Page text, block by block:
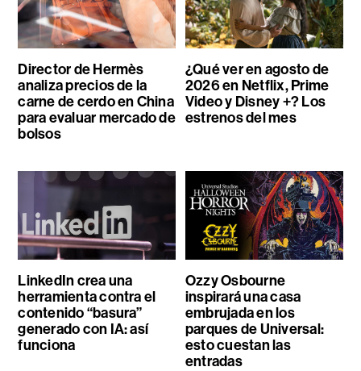
Director de Hermès
analiza precios de la
carne de cerdo en China
para evaluar mercado de
bolsos
¿Qué ver en agosto de
2026 en Netflix, Prime
Video y Disney +? Los
estrenos del mes
LinkedIn crea una
herramienta contra el
contenido “basura”
generado con IA: así
funciona
Ozzy Osbourne
inspirará una casa
embrujada en los
parques de Universal:
esto cuestan las
entradas